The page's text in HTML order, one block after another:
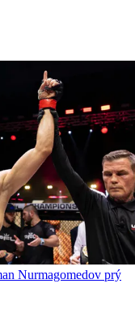
Nurmagomedov prý